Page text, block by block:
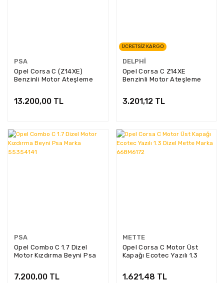
PSA
Opel Corsa C (Z14XE)
Benzinli Motor Ateşleme
13.200,00 TL
ÜCRETSİZ KARGO
DELPHI
Opel Corsa C Z14XE
Benzinli Motor Ateşleme
3.201,12 TL
PSA
Opel Combo C 1.7 Dizel
Motor Kızdırma Beyni Psa
7.200,00 TL
METTE
Opel Corsa C Motor Üst
Kapağı Ecotec Yazılı 1.3
1.621,48 TL